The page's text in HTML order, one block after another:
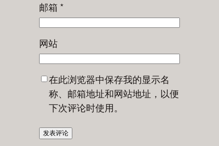
邮箱 *
网站
在此浏览器中保存我的显示名
称、邮箱地址和网站地址，以便
下次评论时使用。